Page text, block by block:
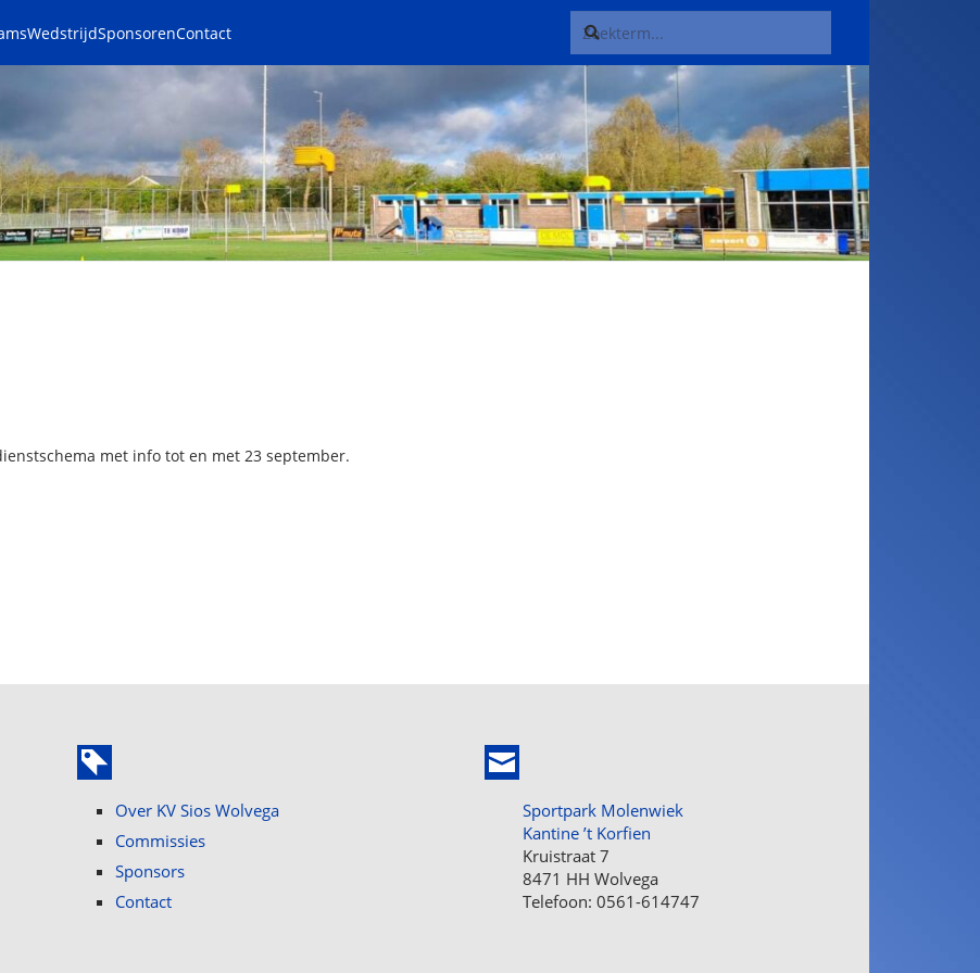
WedstrijdSponsorenContact
met info tot en met 23 september.
Over KV Sios Wolvega
Commissies
Sponsors
Contact
Sportpark Molenwiek
Kantine ’t Korfien
Kruistraat 7
8471 HH Wolvega
Telefoon: 0561-614747